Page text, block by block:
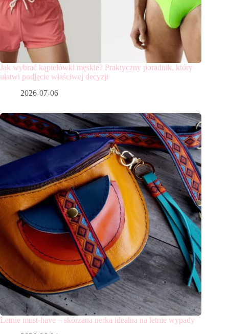
Jak wybrać kąpielówki męskie? Praktyczny poradnik, który
ułatwi podjęcie właściwej decyzji
2026-07-06
Letnie must-have – skórzana nerka idealna na letnie wypady